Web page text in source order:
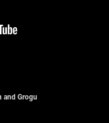
and Grogu